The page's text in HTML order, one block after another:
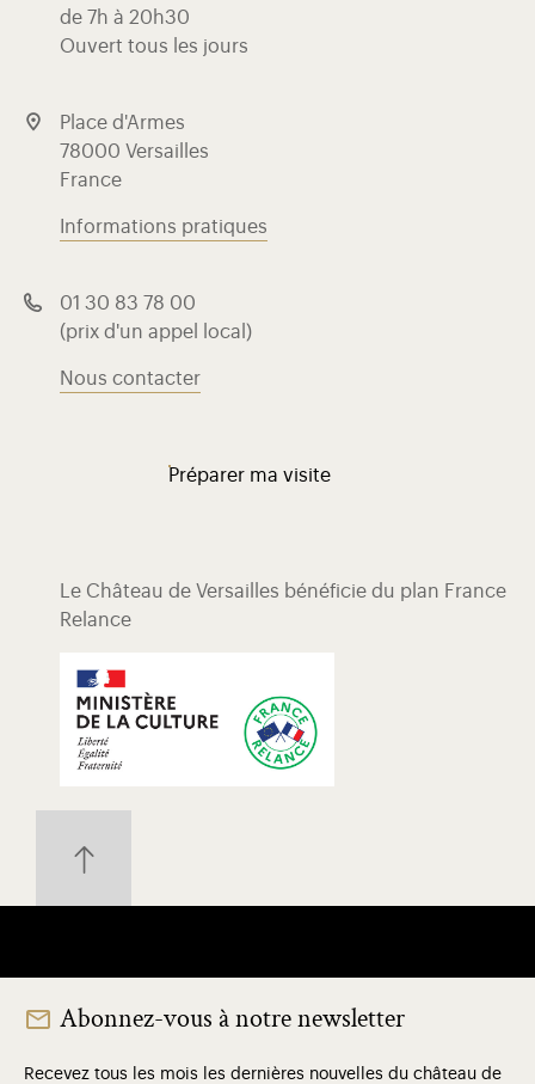
de 7h à 20h30
Ouvert tous les jours
Place d'Armes
78000 Versailles
France
Informations pratiques
01 30 83 78 00
(prix d'un appel local)
Nous contacter
Préparer ma visite
Le Château de Versailles bénéficie du plan France
Relance
Abonnez-vous à notre newsletter
Recevez tous les mois les dernières nouvelles du château de